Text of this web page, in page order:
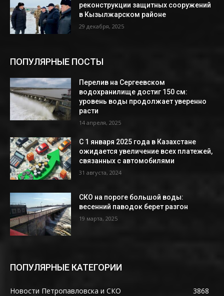
реконструкции защитных сооружений
в Кызылжарском районе
29 декабря, 2025
ПОПУЛЯРНЫЕ ПОСТЫ
Перелив на Сергеевском
водохранилище достиг 150 см:
уровень воды продолжает уверенно
расти
14 апреля, 2025
С 1 января 2025 года в Казахстане
ожидается увеличение всех платежей,
связанных с автомобилями
31 августа, 2024
СКО на пороге большой воды:
весенний паводок берет разгон
19 марта, 2025
ПОПУЛЯРНЫЕ КАТЕГОРИИ
Новости Петропавловска и СКО
3868